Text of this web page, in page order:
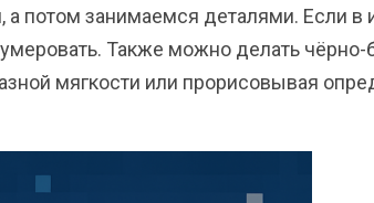
потом занимаемся деталями. Если в
Также можно делать
мягкости или прорисовывая